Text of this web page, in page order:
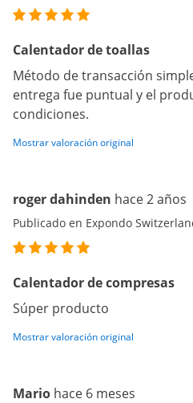
Calentador de toallas
Método de transacción
entrega fue puntual y el
condiciones.
Mostrar valoración original
roger dahinden hace 2 años
Publicado en Expondo
Calentador de compresas
Súper producto
Mostrar valoración original
Mario hace 6 meses